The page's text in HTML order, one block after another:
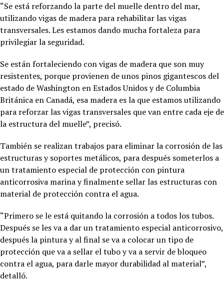
“Se está reforzando la parte del muelle dentro del mar,
utilizando vigas de madera para rehabilitar las vigas
transversales. Les estamos dando mucha fortaleza para
privilegiar la seguridad.
Se están fortaleciendo con vigas de madera que son muy
resistentes, porque provienen de unos pinos gigantescos del
estado de Washington en Estados Unidos y de Columbia
Británica en Canadá, esa madera es la que estamos utilizando
para reforzar las vigas transversales que van entre cada eje de
la estructura del muelle”, precisó.
También se realizan trabajos para eliminar la corrosión de las
estructuras y soportes metálicos, para después someterlos a
un tratamiento especial de protección con pintura
anticorrosiva marina y finalmente sellar las estructuras con
material de protección contra el agua.
“Primero se le está quitando la corrosión a todos los tubos.
Después se les va a dar un tratamiento especial anticorrosivo,
después la pintura y al final se va a colocar un tipo de
protección que va a sellar el tubo y va a servir de bloqueo
contra el agua, para darle mayor durabilidad al material”,
detalló.